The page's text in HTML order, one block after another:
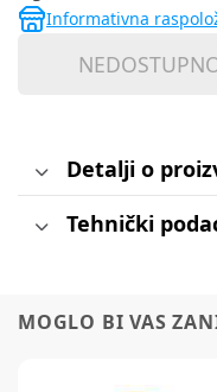
Informativna
Detalji o
Tehnički
MOGLO BI VAS